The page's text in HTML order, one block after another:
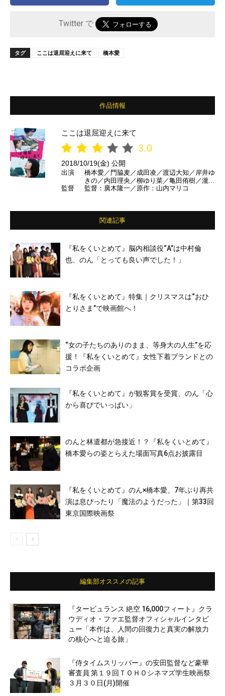
Twitter で
タグ ここは退屈迎えに来て 橋本愛
作品情報
ここは退屈迎えに来て
3.0
2018/10/19(金) 公開
出演
橋本愛／門脇麦／成田凌／渡辺大知／岸井ゆ
きの／内田理央／柳ゆり菜／亀田侑樹／瀧内
公美／片山友希／木崎絹子／マキタスポーツ
監督 監督：廣木隆一／原作：山内マリコ
関連記事
『私をくいとめて』脳内相談役“A”は中村倫
也、のん「とっても良い声でした！」
『私をくいとめて』特集｜クリスマスは“おひ
とりさま”で映画館へ！
“女の子たちのありのまま、等身大の人生”を応
援！『私をくいとめて』女性下着ブランドとの
コラボ企画
『私をくいとめて』が観客賞を受賞、のん「心
から喜びでいっぱい」
のんと林遣都が急接近！？『私をくいとめて』
橋本愛らの姿とらえた場面写真6点お披露目
『私をくいとめて』のん×橋本愛、7年ぶり再共
演は息ぴったり「魔法のようだった」｜第33回
東京国際映画祭
編集部オススメの記事
『タービュランス 絶空 16,000フィート』クラ
ウディオ・ファエ監督オフィシャルインタビ
ュー「本作は、人間の回復力と真実の解放力
の核心へと迫る旅」
『侍タイムスリッパー』の安田監督など豪華
審査員 第１９回ＴＯＨＯシネマズ学生映画祭
３月３０日(月)開催